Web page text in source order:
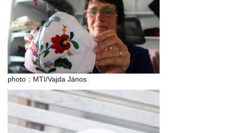
photo：MTI/Vajda János